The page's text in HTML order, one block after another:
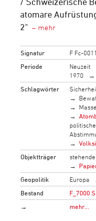
atomare
2"
Signatur
F Fc-
Periode
Neuzeit
1970
Schlagwörter
Objektträger
Geopolitik
Europa
Bestand
F_7000
→
mehr…